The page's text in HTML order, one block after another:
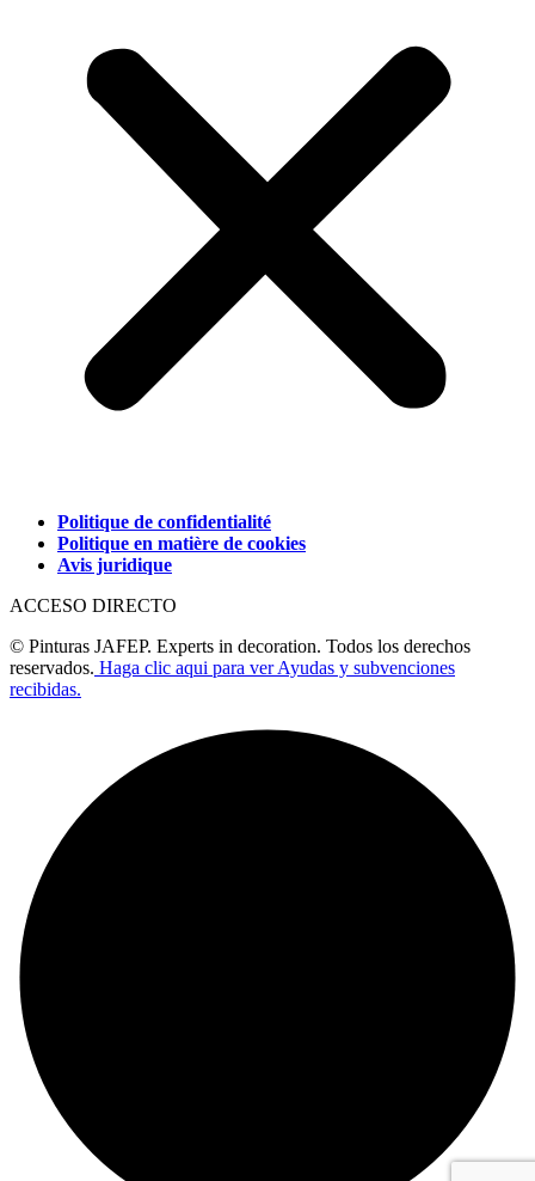
Politique de confidentialité
Politique en matière de cookies
Avis juridique
ACCESO DIRECTO
© Pinturas JAFEP. Experts in decoration. Todos los derechos
reservados. Haga clic aqui para ver Ayudas y subvenciones
recibidas.